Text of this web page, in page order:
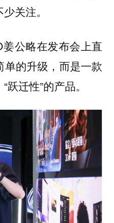
关注。
公略在发布会上直
的升级，而是一款
迁性”的产品。